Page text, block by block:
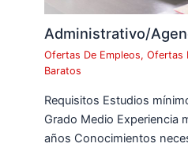
Administrativo/
Ofertas De Empleos,Ofertas
Baratos
Requisitos Estudios
Grado Medio Experiencia
años Conocimientos